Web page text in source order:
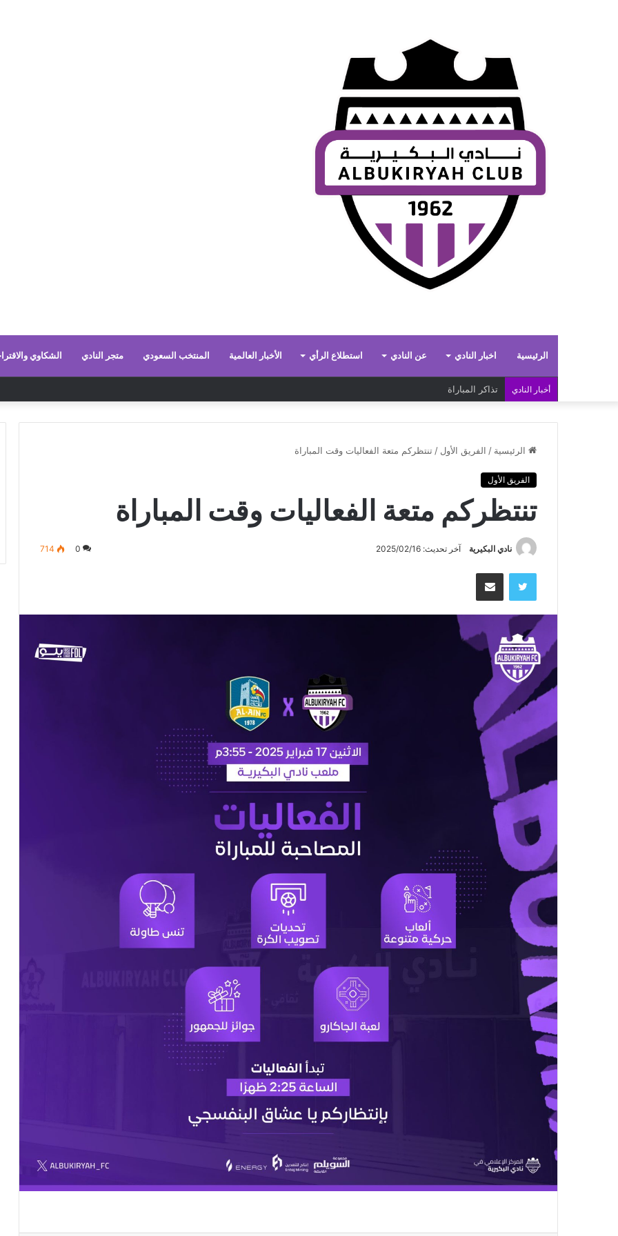
الرئيسية اخبار النادي عن النادي استطلاع الرأي الأخبار العالمية المنتخب السعودي متجر النادي الشكاوي
أخبار النادي
تذاكر المباراة
الرئيسية / الفريق الأول / تنتظركم متعة الفعاليات وقت المباراة
الفريق الأول
تنتظركم متعة الفعاليات وقت المباراة
نادي البكيرية آخر تحديث: 2025/02/16 0
714